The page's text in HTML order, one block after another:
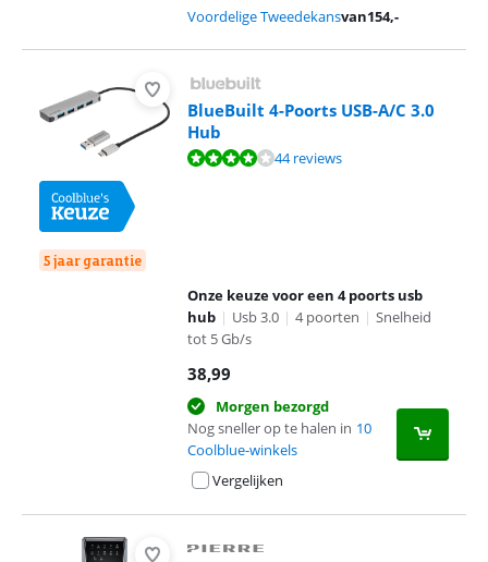
Voordelige Tweedekansvan154,-
5 jaar garantie
BlueBuilt 4-Poorts USB-A/C 3.0
Hub
Beoordeling is 8,4 van de 10, gebaseerd op 44 reviews.
44 reviews
Onze keuze voor een 4 poorts usb
hub | Usb 3.0 | 4 poorten | Snelheid
tot 5 Gb/s
38,99
Morgen bezorgd
Nog sneller op te halen in 10
Coolblue-winkels
Vergelijken